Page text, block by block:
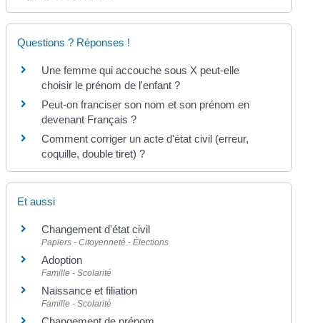
Questions ? Réponses !
Une femme qui accouche sous X peut-elle
choisir le prénom de l'enfant ?
Peut-on franciser son nom et son prénom en
devenant Français ?
Comment corriger un acte d'état civil (erreur,
coquille, double tiret) ?
Et aussi
Changement d'état civil
Papiers - Citoyenneté - Élections
Adoption
Famille - Scolarité
Naissance et filiation
Famille - Scolarité